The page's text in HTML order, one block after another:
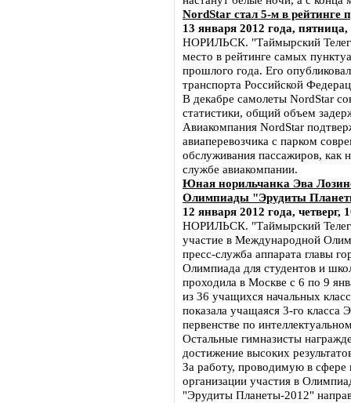
NordStar стал 5-м в рейтинге
13 января 2012 года, пятница,
НОРИЛЬСК. "Таймырский
место в рейтинге самых
прошлого года. Его
транспорта Российской
В декабре самолеты NordStar
статистики, общий объем
Авиакомпания NordStar
авиаперевозчика с парком
обслуживания пассажиров, как
службе авиакомпании.
Юная норильчанка Эва
Олимпиады "Эрудиты
12 января 2012 года, четверг,
НОРИЛЬСК. "Таймырский
участие в Международной
пресс-служба аппарата главы
Олимпиада для студентов и
проходила в Москве с 6 по 9
из 36 учащихся начальных
показала учащаяся 3-го класса
первенстве по
Остальные гимназисты
достижение высоких
За работу, проводимую в
организации участия в
"Эрудиты Планеты-2012"